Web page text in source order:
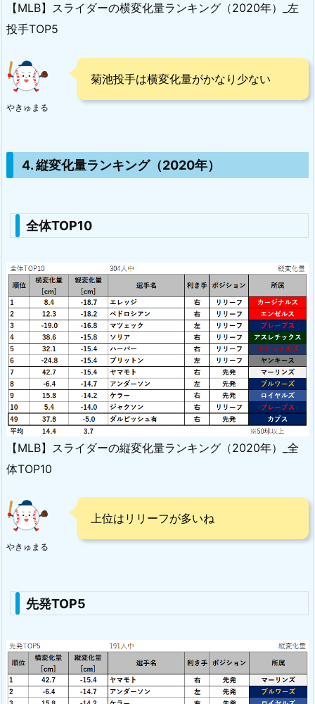
【MLB】スライダーの横変化量ランキング（2020年）_左
投手TOP5
やきゅまる
菊池投手は横変化量がかなり少ない
4. 縦変化量ランキング（2020年）
全体TOP10
【MLB】スライダーの縦変化量ランキング（2020年）_全
体TOP10
やきゅまる
上位はリリーフが多いね
先発TOP5